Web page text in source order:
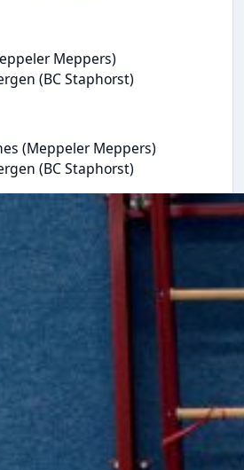
Meppers)
(BC Staphorst)
(Meppeler Meppers)
(BC Staphorst)